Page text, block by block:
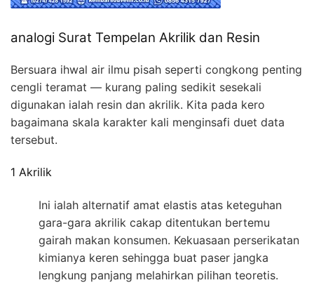
analogi Surat Tempelan Akrilik dan Resin
Bersuara ihwal air ilmu pisah seperti congkong penting
cengli teramat — kurang paling sedikit sesekali
digunakan ialah resin dan akrilik. Kita pada kero
bagaimana skala karakter kali menginsafi duet data
tersebut.
1 Akrilik
Ini ialah alternatif amat elastis atas keteguhan
gara-gara akrilik cakap ditentukan bertemu
gairah makan konsumen. Kekuasaan perserikatan
kimianya keren sehingga buat paser jangka
lengkung panjang melahirkan pilihan teoretis.